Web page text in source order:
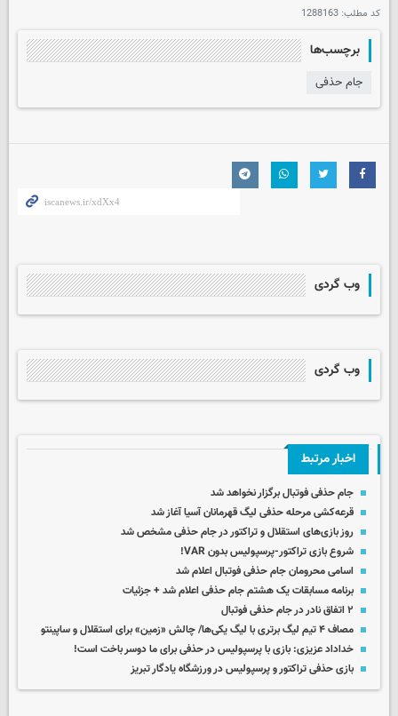
کد مطلب: 1288163
برچسب‌ها
جام حذفی
وب گردی
وب گردی
اخبار مرتبط
جام حذفی فوتبال برگزار نخواهد شد
قرعه‌کشی مرحله حذفی لیگ قهرمانان آسیا آغاز شد
روز بازی‌های استقلال و تراکتور در جام حذفی مشخص شد
شروع بازی تراکتور-پرسپولیس بدون VAR!
اسامی محرومان جام حذفی فوتبال اعلام شد
برنامه مسابقات یک‌ هشتم جام حذفی اعلام شد + جزئیات
۲ اتفاق نادر در جام حذفی فوتبال
مصاف ۴ تیم لیگ برتری با لیگ یکی‌ها/ چالش «زمین» برای استقلال و ساپینتو
خداداد عزیزی: بازی با پرسپولیس در حذفی برای ما دوسر باخت است!
بازی حذفی تراکتور و پرسپولیس در ورزشگاه یادگار تبریز